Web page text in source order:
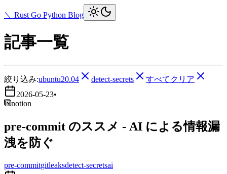
＼ Rust Go Python Blog
記事一覧
絞り込み:ubuntu20.04 detect-secrets
すべてクリア
2026-05-23•
notion
pre-commit のススメ - AI による情報漏
洩を防ぐ
pre-commitgitleaksdetect-secretsai